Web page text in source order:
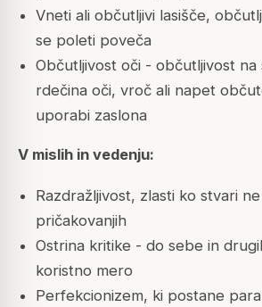
Vneti ali občutljivi lasišče,
se poleti poveča
Občutljivost oči - občutljivost na
rdečina oči, vroč ali napet
uporabi zaslona
V mislih in vedenju:
Razdražljivost, zlasti ko stvari
pričakovanjih
Ostrina kritike - do sebe in
koristno mero
Perfekcionizem, ki postane